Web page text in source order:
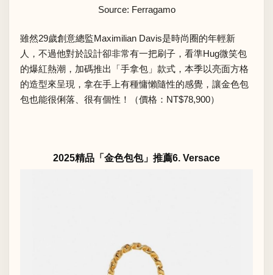
Source: Ferragamo
雖然29歲創意總監Maximilian Davis是時尚圈的年輕新
人，不過他對於設計卻非常有一把刷子，看準Hug微笑包
的爆紅熱潮，加碼推出「手拿包」款式，本季以亮面方格
的造型來呈現，拿在手上有種慵懶隨性的感覺，讓金色包
包也能很俐落、很有個性！（價格：NT$78,900）
2025精品「金色包包」推薦6. Versace